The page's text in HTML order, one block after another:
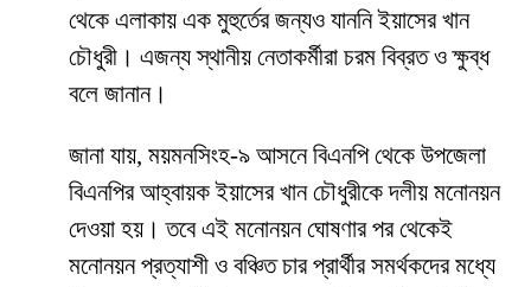
থেকে এলাকায় এক মুহুর্তের জন্যও যাননি ইয়াসের খান
চৌধুরী। এজন্য স্থানীয় নেতাকর্মীরা চরম বিব্রত ও ক্ষুব্ধ
বলে জানান।
জানা যায়, ময়মনসিংহ-৯ আসনে বিএনপি থেকে উপজেলা
বিএনপির আহ্বায়ক ইয়াসের খান চৌধুরীকে দলীয় মনোনয়ন
দেওয়া হয়। তবে এই মনোনয়ন ঘোষণার পর থেকেই
মনোনয়ন প্রত্যাশী ও বঞ্চিত চার প্রার্থীর সমর্থকদের মধ্যে